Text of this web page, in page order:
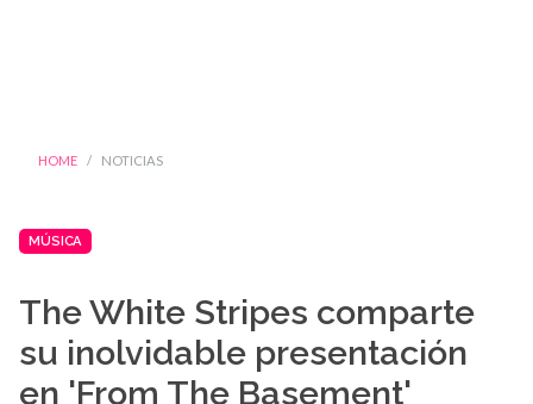
HOME NOTICIAS
MÚSICA
The White Stripes comparte
su inolvidable presentación
en 'From The Basement'